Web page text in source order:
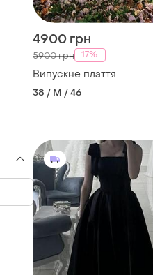
4900 грн
5900 грн -17%
Випускне плаття
38 / M / 46